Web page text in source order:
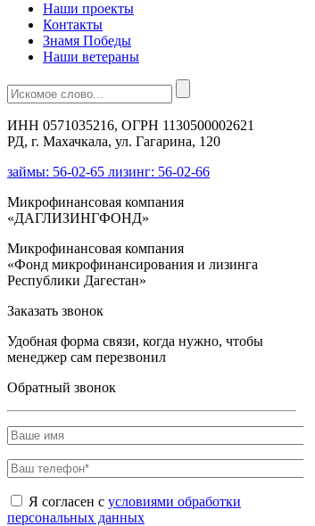
Наши проекты
Контакты
Знамя Победы
Наши ветераны
ИНН 0571035216, ОГРН 1130500002621
РД, г. Махачкала, ул. Гагарина, 120
займы: 56-02-65 лизинг: 56-02-66
Микрофинансовая компания
«ДАГЛИЗИНГФОНД»
Микрофинансовая компания
«Фонд микрофинансирования и лизинга
Республики Дагестан»
Заказать звонок
Удобная форма связи, когда нужно, чтобы
менеджер сам перезвонил
Обратный звонок
Я согласен с условиями обработки
персональных данных